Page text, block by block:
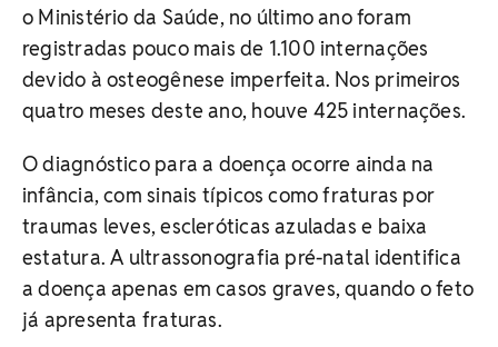
o Ministério da Saúde, no último ano foram
registradas pouco mais de 1.100 internações
devido à osteogênese imperfeita. Nos primeiros
quatro meses deste ano, houve 425 internações.
O diagnóstico para a doença ocorre ainda na
infância, com sinais típicos como fraturas por
traumas leves, escleróticas azuladas e baixa
estatura. A ultrassonografia pré-natal identifica
a doença apenas em casos graves, quando o feto
já apresenta fraturas.